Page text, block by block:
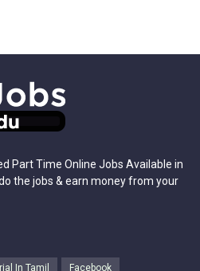
Part Time Online Jobs Available in
the jobs & earn money from your
In Tamil Facebook